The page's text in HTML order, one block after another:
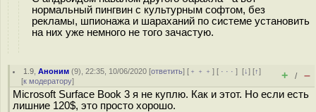
нормальный пингвин с культурным софтом, без
рекламы, шпионажа и шараханий по системе установить
на них уже немного не того зачастую.
1.9 ,Аноним (9), 22:35, 10/06/2020 [ответить] [ ﹢﹢﹢] [ · · ·][↓] [↑]
[к модератору] + / –
Microsoft Surface Book 3 я не куплю. Как и этот. Но если есть
лишние 120$, это просто хорошо.